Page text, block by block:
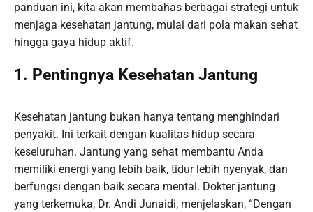
panduan ini, kita akan membahas berbagai strategi untuk
menjaga kesehatan jantung, mulai dari pola makan sehat
hingga gaya hidup aktif.
1. Pentingnya Kesehatan Jantung
Kesehatan jantung bukan hanya tentang menghindari
penyakit. Ini terkait dengan kualitas hidup secara
keseluruhan. Jantung yang sehat membantu Anda
memiliki energi yang lebih baik, tidur lebih nyenyak, dan
berfungsi dengan baik secara mental. Dokter jantung
yang terkemuka, Dr. Andi Junaidi, menjelaskan, “Dengan